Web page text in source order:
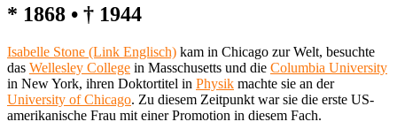
* 1868 • † 1944
Isabelle Stone (Link Englisch) kam in Chicago zur Welt, besuchte
das Wellesley College in Masschusetts und die Columbia University
in New York, ihren Doktortitel in Physik machte sie an der
University of Chicago. Zu diesem Zeitpunkt war sie die erste US-
amerikanische Frau mit einer Promotion in diesem Fach.